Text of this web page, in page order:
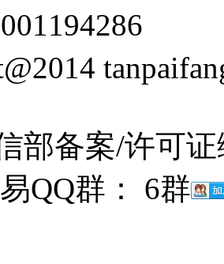
部备案/许可
QQ群： 6群